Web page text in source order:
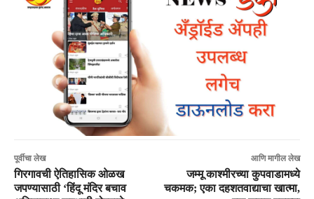
पूर्वीचा लेख
गिरगावची ऐतिहासिक ओळख
जपण्यासाठी ‘हिंदू मंदिर बचाव
आणि मागील लेख
जम्मू काश्मीरच्या कुपवाडामध्ये
चकमक; एका दहशतवाद्याचा खात्मा,